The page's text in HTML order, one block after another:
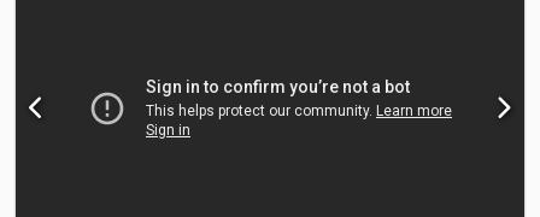
Bereifung hinten: 385/65 R 22.5 Letzte Inspektion: 2026-04-29
Djdeza Skyepfx Aanjck Weitere Informationen Wenden Sie sich
an Lastas Sales, um weitere Informationen zu erhalten.